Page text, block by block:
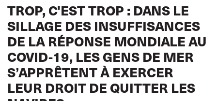
TROP, C'EST TROP : DANS LE
SILLAGE DES INSUFFISANCES
DE LA RÉPONSE MONDIALE AU
COVID-19, LES GENS DE MER
S’APPRÊTENT À EXERCER
LEUR DROIT DE QUITTER LES